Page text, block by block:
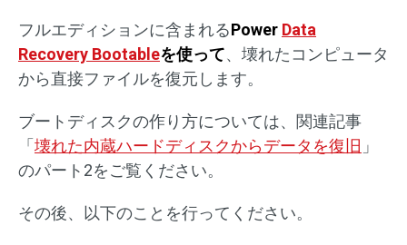
フルエディションに含まれるPower Data
Recovery Bootableを使って、壊れたコンピュータ
から直接ファイルを復元します。
ブートディスクの作り方については、関連記事
「 壊れた内蔵ハードディスクからデータを復旧 」
のパート2をご覧ください。
その後、以下のことを行ってください。